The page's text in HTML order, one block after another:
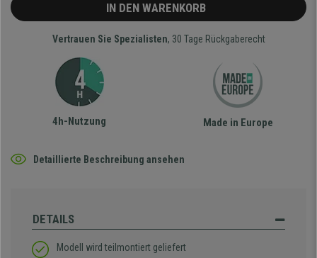
IN DEN WARENKORB
Vertrauen Sie Spezialisten, 30 Tage Rückgaberecht
4h-Nutzung Made in Europe
Detaillierte Beschreibung ansehen
DETAILS
Modell wird teilmontiert geliefert